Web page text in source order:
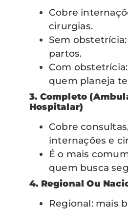
Cobre
cirurgias.
Sem
partos.
Com
quem planeja
3. Completo
Hospitalar)
Cobre
internações e
É o mais
quem busca
4. Regional Ou
Regional: mais